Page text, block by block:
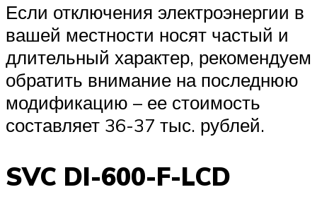
Если отключения электроэнергии в
вашей местности носят частый и
длительный характер, рекомендуем
обратить внимание на последнюю
модификацию – ее стоимость
составляет 36-37 тыс. рублей.
SVC DI-600-F-LCD